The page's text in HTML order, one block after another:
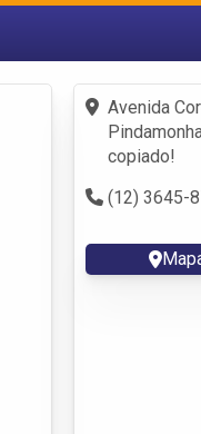
Fazer login
Criar conta
Avenida
copiado!
(12) 3645-